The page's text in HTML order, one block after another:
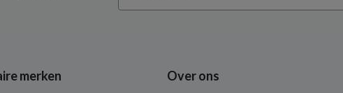
merken Over ons